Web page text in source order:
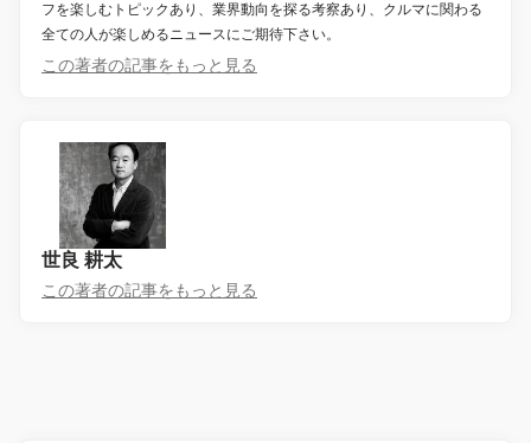
フを楽しむトピックあり、業界動向を探る考察あり、クルマに関わる
全ての人が楽しめるニュースにご期待下さい。
この著者の記事をもっと見る
世良 耕太
この著者の記事をもっと見る